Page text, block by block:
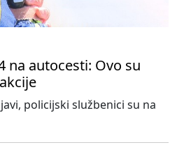
na autocesti: Ovo su
policijski službenici su na